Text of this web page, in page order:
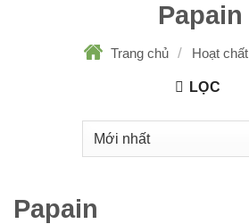
Papain
Trang chủ / Hoạt chất
LỌC
Papain